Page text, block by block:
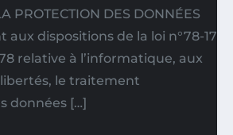
PROTECTION DES DONNÉES
aux dispositions de la loi n°78-17
relative à l’informatique, aux
le traitement
données […]